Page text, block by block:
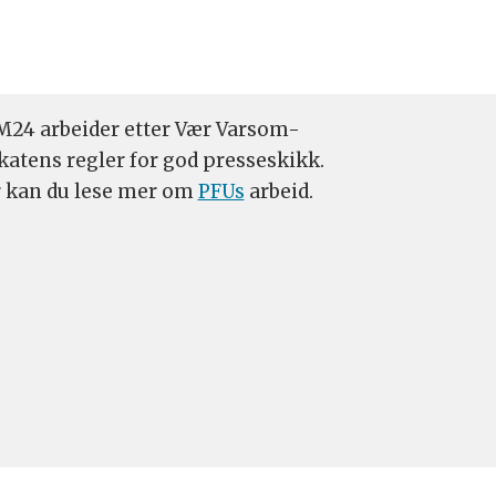
arbeider etter Vær Varsom-
regler for god presseskikk.
kan du lese mer omPFUs arbeid.